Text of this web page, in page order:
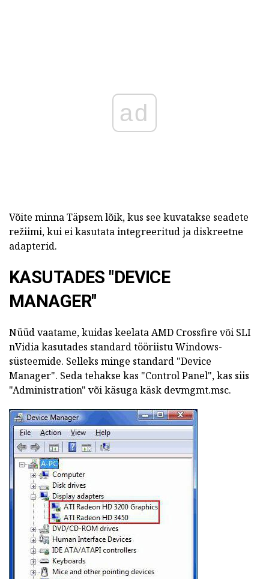
ad
Võite minna Täpsem lõik, kus see kuvatakse seadete
režiimi, kui ei kasutata integreeritud ja diskreetne
adapterid.
KASUTADES "DEVICE
MANAGER"
Nüüd vaatame, kuidas keelata AMD Crossfire või SLI
nVidia kasutades standard tööriistu Windows-
süsteemide. Selleks minge standard "Device
Manager". Seda tehakse kas "Control Panel", kas siis
"Administration" või käsuga käsk devmgmt.msc.